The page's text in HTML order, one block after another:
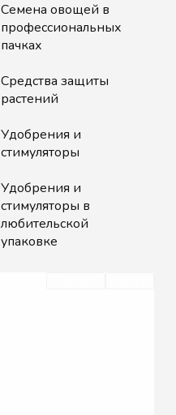
Семена овощей в
профессиональных
пачках
Средства защиты
растений
Удобрения и
стимуляторы
Удобрения и
стимуляторы в
любительской
упаковке